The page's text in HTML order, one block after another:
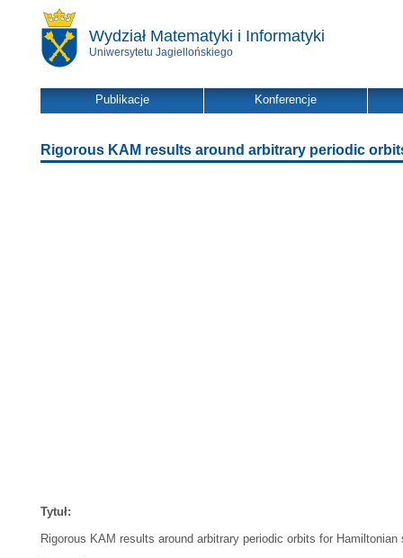
Wydział Matematyki i Informatyki
Uniwersytetu Jagiellońskiego
Publikacje Konferencje
Rigorous KAM results around arbitrary periodic
Tytuł:
Rigorous KAM results around arbitrary periodic orbits for Hamiltonian